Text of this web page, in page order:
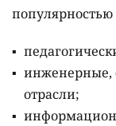
популярностью
инженерные,
отрасли;